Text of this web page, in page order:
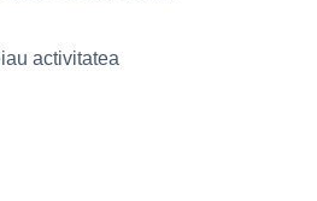
activitatea